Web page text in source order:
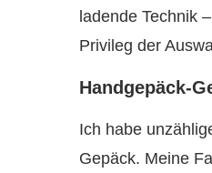
ladende Technik
Privileg der
Handgepäck-
Ich habe
Gepäck. Meine